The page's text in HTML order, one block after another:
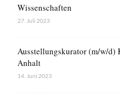
Wissenschaften
27. Juli 2023
Ausstellungskurator (m/w/d)
Anhalt
14. Juni 2023